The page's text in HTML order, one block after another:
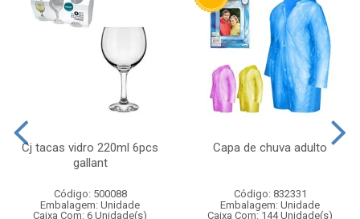
Cj tacas vidro 220ml 6pcs
gallant
Código: 500088
Embalagem: Unidade
Caixa Com: 6 Unidade(s)
Capa de chuva adulto
Código: 832331
Embalagem: Unidade
Caixa Com: 144 Unidade(s)